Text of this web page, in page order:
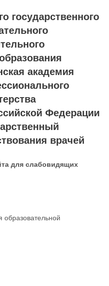
государственного
академия
Федерации
врачей
для слабовидящих
образовательной